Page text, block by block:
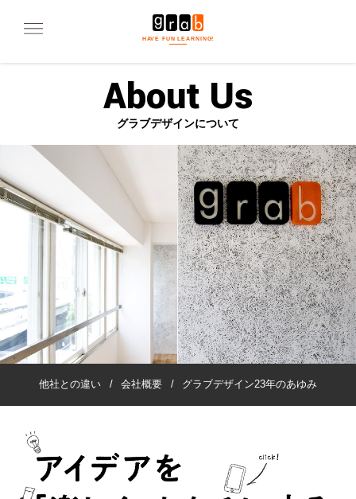
HAVE FUN LEARNING!
About Us
グラブデザインについて
他社との違い / 会社概要 / グラブデザイン23年のあゆみ